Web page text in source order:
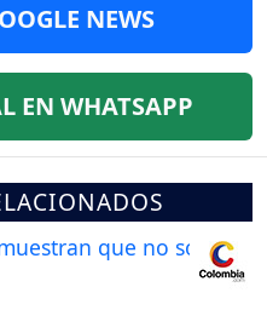
NEWS
EN WHATSAPP